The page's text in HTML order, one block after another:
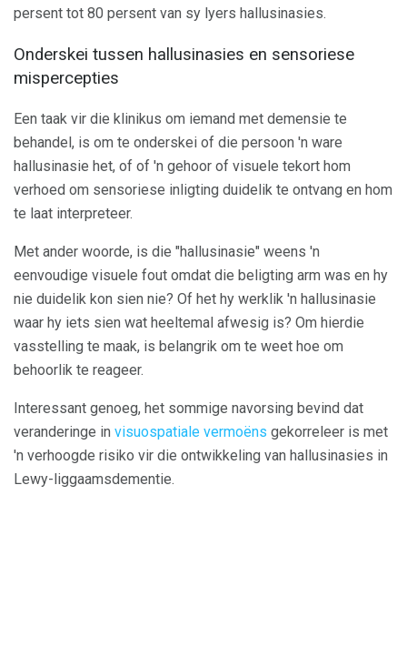
persent tot 80 persent van sy lyers hallusinasies.
Onderskei tussen hallusinasies en sensoriese
mispercepties
Een taak vir die klinikus om iemand met demensie te
behandel, is om te onderskei of die persoon 'n ware
hallusinasie het, of of 'n gehoor of visuele tekort hom
verhoed om sensoriese inligting duidelik te ontvang en hom
te laat interpreteer.
Met ander woorde, is die "hallusinasie" weens 'n
eenvoudige visuele fout omdat die beligting arm was en hy
nie duidelik kon sien nie? Of het hy werklik 'n hallusinasie
waar hy iets sien wat heeltemal afwesig is? Om hierdie
vasstelling te maak, is belangrik om te weet hoe om
behoorlik te reageer.
Interessant genoeg, het sommige navorsing bevind dat
veranderinge in visuospatiale vermoëns gekorreleer is met
'n verhoogde risiko vir die ontwikkeling van hallusinasies in
Lewy-liggaamsdementie.